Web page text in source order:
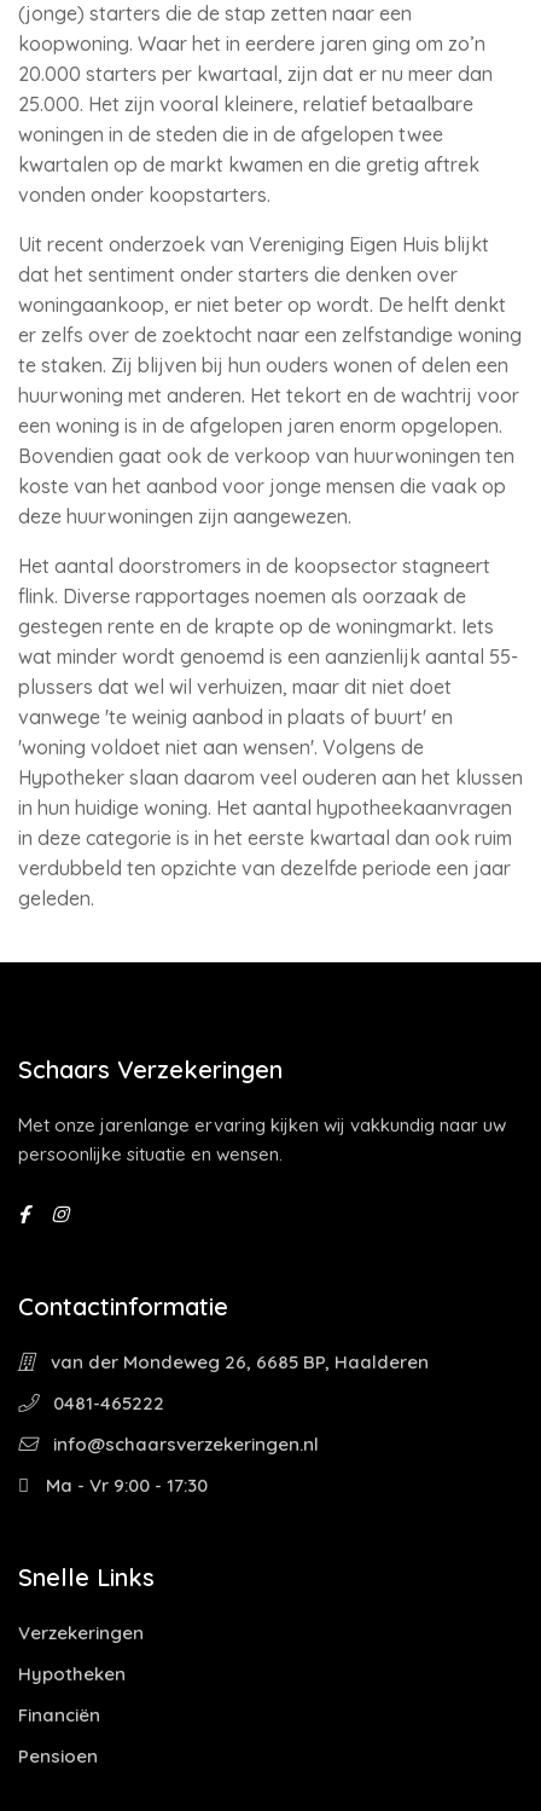
(jonge) starters die de stap zetten naar een
koopwoning. Waar het in eerdere jaren ging om zo’n
20.000 starters per kwartaal, zijn dat er nu meer dan
25.000. Het zijn vooral kleinere, relatief betaalbare
woningen in de steden die in de afgelopen twee
kwartalen op de markt kwamen en die gretig aftrek
vonden onder koopstarters.
Uit recent onderzoek van Vereniging Eigen Huis blijkt
dat het sentiment onder starters die denken over
woningaankoop, er niet beter op wordt. De helft denkt
er zelfs over de zoektocht naar een zelfstandige woning
te staken. Zij blijven bij hun ouders wonen of delen een
huurwoning met anderen. Het tekort en de wachtrij voor
een woning is in de afgelopen jaren enorm opgelopen.
Bovendien gaat ook de verkoop van huurwoningen ten
koste van het aanbod voor jonge mensen die vaak op
deze huurwoningen zijn aangewezen.
Het aantal doorstromers in de koopsector stagneert
flink. Diverse rapportages noemen als oorzaak de
gestegen rente en de krapte op de woningmarkt. Iets
wat minder wordt genoemd is een aanzienlijk aantal 55-
plussers dat wel wil verhuizen, maar dit niet doet
vanwege 'te weinig aanbod in plaats of buurt' en
'woning voldoet niet aan wensen'. Volgens de
Hypotheker slaan daarom veel ouderen aan het klussen
in hun huidige woning. Het aantal hypotheekaanvragen
in deze categorie is in het eerste kwartaal dan ook ruim
verdubbeld ten opzichte van dezelfde periode een jaar
geleden.
Schaars Verzekeringen
Met onze jarenlange ervaring kijken wij vakkundig naar uw
persoonlijke situatie en wensen.
Contactinformatie
van der Mondeweg 26, 6685 BP, Haalderen
0481-465222
info@schaarsverzekeringen.nl
Ma - Vr 9:00 - 17:30
Snelle Links
Verzekeringen
Hypotheken
Financiën
Pensioen